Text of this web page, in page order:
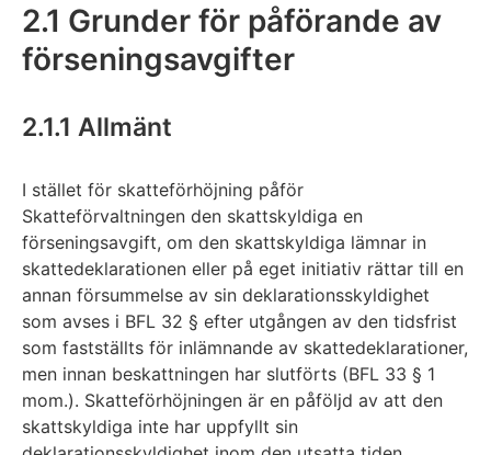
2.1 Grunder för påförande av
förseningsavgifter
2.1.1 Allmänt
I stället för skatteförhöjning påför
Skatteförvaltningen den skattskyldiga en
förseningsavgift, om den skattskyldiga lämnar in
skattedeklarationen eller på eget initiativ rättar till en
annan försummelse av sin deklarationsskyldighet
som avses i BFL 32 § efter utgången av den tidsfrist
som fastställts för inlämnande av skattedeklarationer,
men innan beskattningen har slutförts (BFL 33 § 1
mom.). Skatteförhöjningen är en påföljd av att den
skattskyldiga inte har uppfyllt sin